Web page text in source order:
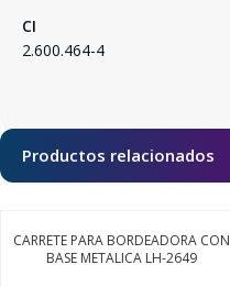
CI
2.600.464-4
Productos relacionados
CARRETE PARA BORDEADORA CON
BASE METALICA LH-2649